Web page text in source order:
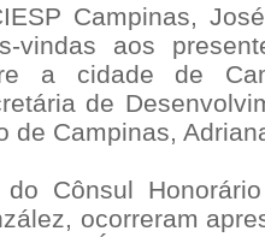
Campinas,
vindas aos
a cidade de
de
de Campinas,
Cônsul
ocorreram